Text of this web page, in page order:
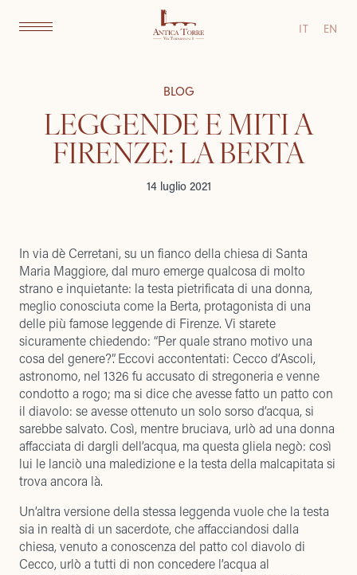
IT EN
BLOG
LEGGENDE E MITI A
FIRENZE: LA BERTA
14 luglio 2021
In via dè Cerretani, su un fianco della chiesa di Santa
Maria Maggiore, dal muro emerge qualcosa di molto
strano e inquietante: la testa pietrificata di una donna,
meglio conosciuta come la Berta, protagonista di una
delle più famose leggende di Firenze. Vi starete
sicuramente chiedendo: “Per quale strano motivo una
cosa del genere?”. Eccovi accontentati: Cecco d’Ascoli,
astronomo, nel 1326 fu accusato di stregoneria e venne
condotto a rogo; ma si dice che avesse fatto un patto con
il diavolo: se avesse ottenuto un solo sorso d’acqua, si
sarebbe salvato. Così, mentre bruciava, urlò ad una donna
affacciata di dargli dell’acqua, ma questa gliela negò: così
lui le lanciò una maledizione e la testa della malcapitata si
trova ancora là.
Un’altra versione della stessa leggenda vuole che la testa
sia in realtà di un sacerdote, che affacciandosi dalla
chiesa, venuto a conoscenza del patto col diavolo di
Cecco, urlò a tutti di non concedere l’acqua al